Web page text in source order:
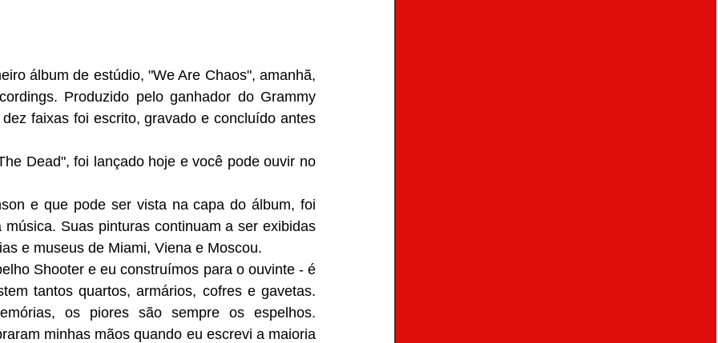
álbum de estúdio, "We Are Chaos", amanhã,
Produzido pelo ganhador do Grammy
faixas foi escrito, gravado e concluído antes
Dead", foi lançado hoje e você pode ouvir no
e que pode ser vista na capa do álbum, foi
Suas pinturas continuam a ser exibidas
e museus de Miami, Viena e Moscou.
Shooter e eu construímos para o ouvinte - é
tantos quartos, armários, cofres e gavetas.
os piores são sempre os espelhos.
minhas mãos quando eu escrevi a maioria